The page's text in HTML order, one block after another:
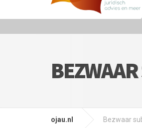
ojau.nl Bezwaar